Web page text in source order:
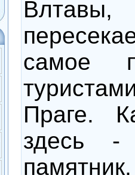
самое
Праге.
здесь -